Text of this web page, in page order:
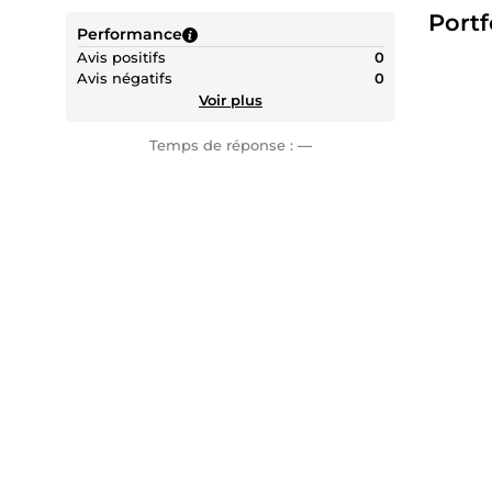
Performance
Avis positifs
0
Avis négatifs
0
Voir plus
Temps de réponse : —